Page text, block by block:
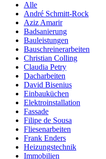
Alle
André Schmitt-Rock
Aziz Amarir
Badsanierung
Bauleistungen
Bauschreinerarbeiten
Christian Colling
Claudia Petry
Dacharbeiten
David Bisenius
Einbauküchen
Elektroinstallation
Fassade
Filipe de Sousa
Fliesenarbeiten
Frank Enders
Heizungstechnik
Immobilien